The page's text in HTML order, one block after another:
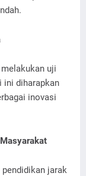
uji
ini diharapkan
inovasi
pendidikan jarak